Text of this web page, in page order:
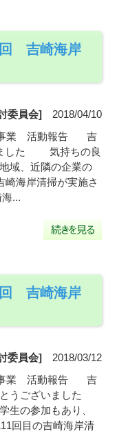
回 吉崎海岸
委員会] 2018/04/10
事業 活動報告 吉
ました 気持ちの良
域、近隣の企業の
崎海岸清掃が実施さ
...
回 吉崎海岸
委員会] 2018/03/12
事業 活動報告 吉
うございました
生の参加もあり、
回目の吉崎海岸清